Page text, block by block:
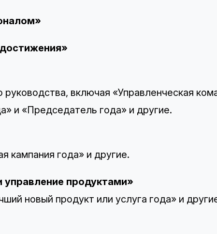
руководства, включая «Управленческая
и «Председатель года» и другие.
кампания года» и другие.
продуктами»
новый продукт или услуга года» и